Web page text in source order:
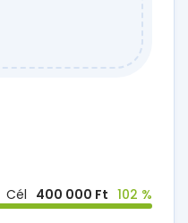
Cél 400 000 Ft 102 %